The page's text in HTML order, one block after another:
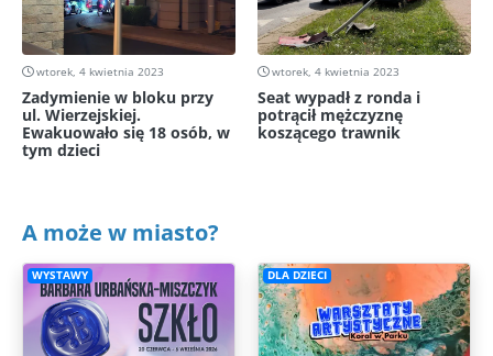
wtorek, 4 kwietnia 2023
Zadymienie w bloku przy
ul. Wierzejskiej.
Ewakuowało się 18 osób, w
tym dzieci
wtorek, 4 kwietnia 2023
Seat wypadł z ronda i
potrącił mężczyznę
koszącego trawnik
A może w miasto?
WYSTAWY DLA DZIECI